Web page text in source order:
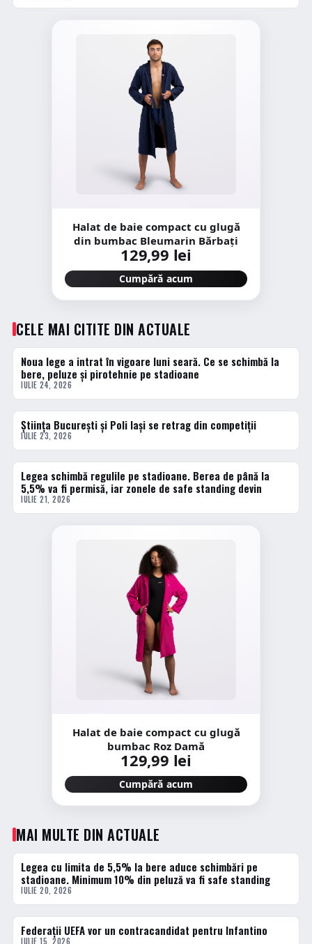
Halat de baie compact cu glugă
din bumbac Bleumarin Bărbați
129,99 lei
Cumpără acum
CELE MAI CITITE DIN ACTUALE
1 · TOP
Noua lege a intrat în vigoare luni seară. Ce se schimbă la
bere, peluze și pirotehnie pe stadioane
IULIE 24, 2026
2 · TOP
Știința București și Poli Iași se retrag din competiții
IULIE 23, 2026
3 · TOP
Legea schimbă regulile pe stadioane. Berea de până la
5,5% va fi permisă, iar zonele de safe standing devin
IULIE 21, 2026
Halat de baie compact cu glugă
bumbac Roz Damă
129,99 lei
Cumpără acum
MAI MULTE DIN ACTUALE
ACTUALE
Legea cu limita de 5,5% la bere aduce schimbări pe
stadioane. Minimum 10% din peluză va fi safe standing
IULIE 20, 2026
ACTUALE
Federații UEFA vor un contracandidat pentru Infantino
IULIE 15, 2026